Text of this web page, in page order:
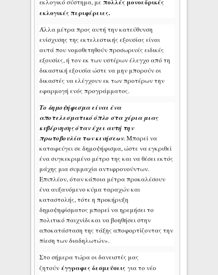
εκλογικό σύστημα, με
εκλογικές περιφέρειες.
Άλλα μέτρα προς αυτή την κατεύθυνση
ενίσχυσης της εκτελεστικής εξουσίας είναι
αυτά που νομοθετηθούν προσωρινές ειδικές
εξουσίες, ή τον εκ των υστέρων έλεγχο από τη
δικαστική εξουσία ώστε να μην μπορούν οι
δικαστές να ελέγχουν εκ των προτέρων την
εφαρμογή ενός προγράμματος.
Το δημοψήφισμα είναι ένα
αποτελεσματικό όπλο στα χέρια μιας
κυβέρνησης όταν έχει αυτή την
πρωτοβουλία των κινήσεων. Μπορεί να
καταφεύγει σε δημοψήφισμα, ώστε να εγκριθεί
ένα συγκεκριμένο μέτρο της και να θέσει εκτός
μάχης μια συμμαχία αντιφρονούντων.
Επιπλέον, όταν κάποια μέτρα προκαλέσουν
ένα αυξανόμενο κύμα ταραχών και
καταστολής, τότε η προκήρυξη
δημοψηφίσματος μπορεί να ηρεμήσει το
πολιτικό παιχνίδι και να βοηθήσει στην
αποκατάσταση της τάξης αποφορτίζοντας την
πίεση των διαδηλωτών».
Στο σήμερα τώρα οι δανειστές μας
ζητούνέγγραφες δεσμεύσεις για το νέο